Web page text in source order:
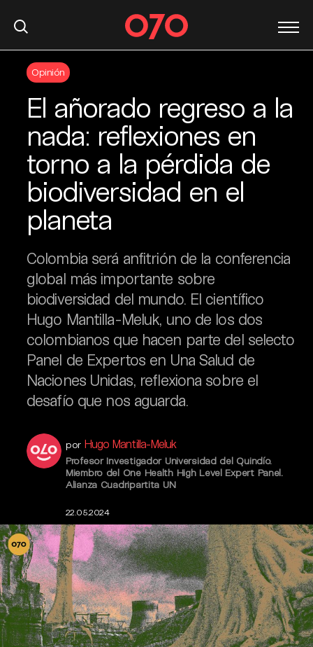
Opinión
El añorado regreso a la
nada: reflexiones en
torno a la pérdida de
biodiversidad en el
planeta
Colombia será anfitrión de la conferencia
global más importante sobre
biodiversidad del mundo. El científico
Hugo Mantilla-Meluk, uno de los dos
colombianos que hacen parte del selecto
Panel de Expertos en Una Salud de
Naciones Unidas, reflexiona sobre el
desafío que nos aguarda.
por Hugo Mantilla-Meluk
Profesor Investigador Universidad del Quindío.
Miembro del One Health High Level Expert Panel.
Alianza Cuadripartita UN
22.05.2024